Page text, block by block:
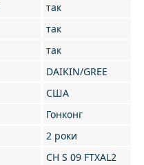
так
так
так
DAIKIN/GREE
США
Гонконг
2 роки
CH S 09 FTXAL2